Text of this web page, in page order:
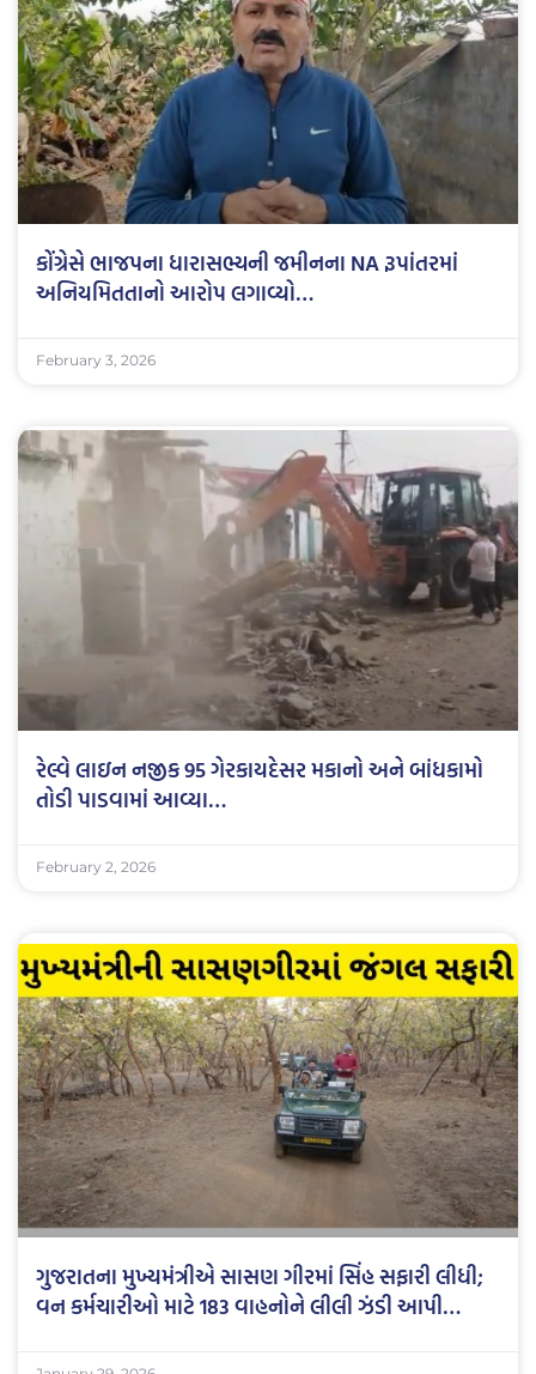
કોંગ્રેસે ભાજપના ધારાસભ્યની જમીનના NA રૂપાંતરમાં
અનિયમિતતાનો આરોપ લગાવ્યો…
February 3, 2026
રેલ્વે લાઇન નજીક 95 ગેરકાયદેસર મકાનો અને બાંધકામો
તોડી પાડવામાં આવ્યા…
February 2, 2026
ગુજરાતના મુખ્યમંત્રીએ સાસણ ગીરમાં સિંહ સફારી લીધી;
વન કર્મચારીઓ માટે 183 વાહનોને લીલી ઝંડી આપી…